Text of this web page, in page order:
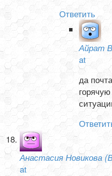
Ответить
Айрат
at
да
Анастасия Новикова
at